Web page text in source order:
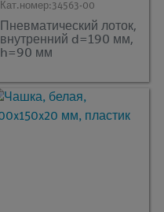
Кат.номер:34563-00
Пневматический лоток,
внутренний d=190 мм,
h=90 мм